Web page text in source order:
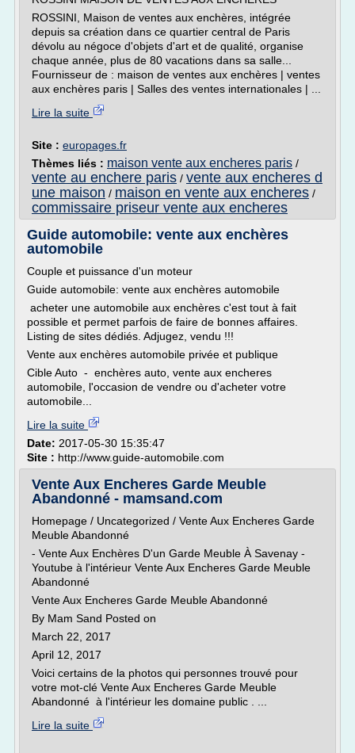
ROSSINI, Maison de ventes aux enchères, intégrée
depuis sa création dans ce quartier central de Paris
dévolu au négoce d'objets d'art et de qualité, organise
chaque année, plus de 80 vacations dans sa salle...
Fournisseur de : maison de ventes aux enchères | ventes
aux enchères paris | Salles des ventes internationales | ...
Lire la suite
Site : europages.fr
Thèmes liés : maison vente aux encheres paris /
vente au enchere paris / vente aux encheres d
une maison / maison en vente aux encheres /
commissaire priseur vente aux encheres
Guide automobile: vente aux enchères
automobile
Couple et puissance d'un moteur
Guide automobile: vente aux enchères automobile
acheter une automobile aux enchères c'est tout à fait
possible et permet parfois de faire de bonnes affaires.
Listing de sites dédiés. Adjugez, vendu !!!
Vente aux enchères automobile privée et publique
Cible Auto - enchères auto, vente aux encheres
automobile, l'occasion de vendre ou d'acheter votre
automobile...
Lire la suite
Date: 2017-05-30 15:35:47
Site : http://www.guide-automobile.com
Vente Aux Encheres Garde Meuble
Abandonné - mamsand.com
Homepage / Uncategorized / Vente Aux Encheres Garde
Meuble Abandonné
- Vente Aux Enchères D'un Garde Meuble À Savenay -
Youtube à l'intérieur Vente Aux Encheres Garde Meuble
Abandonné
Vente Aux Encheres Garde Meuble Abandonné
By Mam Sand Posted on
March 22, 2017
April 12, 2017
Voici certains de la photos qui personnes trouvé pour
votre mot-clé Vente Aux Encheres Garde Meuble
Abandonné à l'intérieur les domaine public . ...
Lire la suite